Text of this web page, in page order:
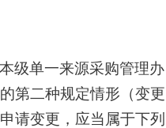
级单一来源采购管理办
第二种规定情形（变更
请变更，应当属于下列